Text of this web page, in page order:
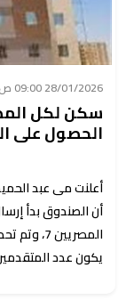
28/01/2026 09:00 ص
الحصول على
أعلنت مى عبد
أن الصندوق بدأ
يكون عدد